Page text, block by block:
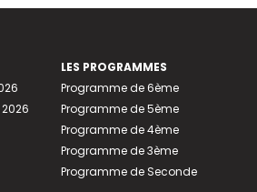
LES PROGRAMMES
Programme de 6ème
Programme de 5ème
Programme de 4ème
Programme de 3ème
Programme de Seconde